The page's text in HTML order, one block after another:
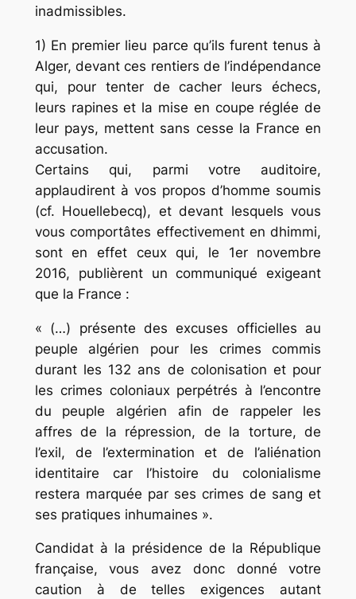
inadmissibles.
1) En premier lieu parce qu’ils furent tenus à
Alger, devant ces rentiers de l’indépendance
qui, pour tenter de cacher leurs échecs,
leurs rapines et la mise en coupe réglée de
leur pays, mettent sans cesse la France en
accusation.
Certains qui, parmi votre auditoire,
applaudirent à vos propos d’homme soumis
(cf. Houellebecq), et devant lesquels vous
vous comportâtes effectivement en dhimmi,
sont en effet ceux qui, le 1er novembre
2016, publièrent un communiqué exigeant
que la France :
« (…) présente des excuses officielles au
peuple algérien pour les crimes commis
durant les 132 ans de colonisation et pour
les crimes coloniaux perpétrés à l’encontre
du peuple algérien afin de rappeler les
affres de la répression, de la torture, de
l’exil, de l’extermination et de l’aliénation
identitaire car l’histoire du colonialisme
restera marquée par ses crimes de sang et
ses pratiques inhumaines ».
Candidat à la présidence de la République
française, vous avez donc donné votre
caution à de telles exigences autant